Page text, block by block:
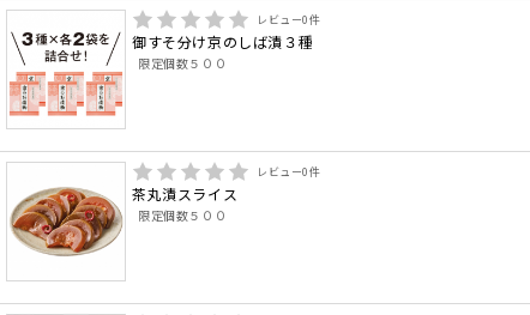
レビュー0件
御すそ分け京のしば漬３種
限定個数５００
レビュー0件
茶丸漬スライス
限定個数５００